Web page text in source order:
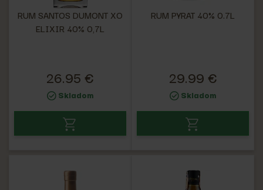
RUM SANTOS DUMONT XO
ELIXIR 40% 0,7L
26.95 €
Skladom
RUM PYRAT 40% 0.7L
29.99 €
Skladom